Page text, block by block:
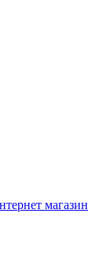
магазин